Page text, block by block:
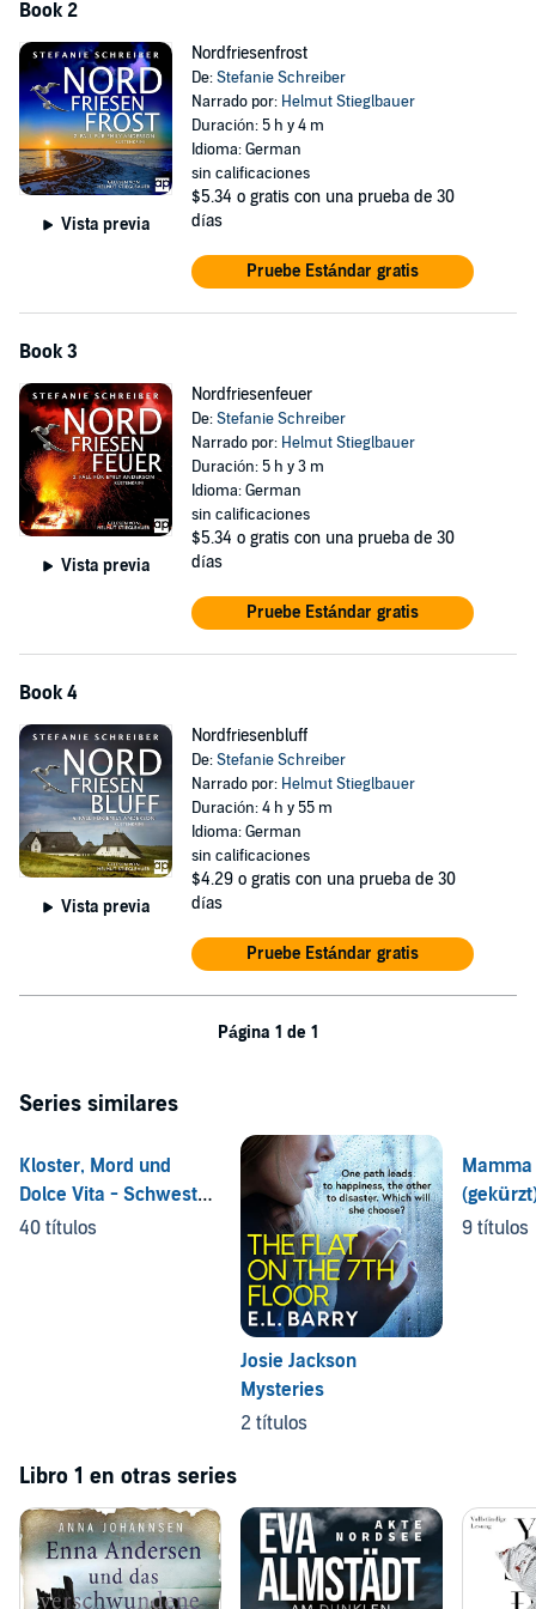
©2023 Stefanie Schreiber (P)2023 Stefanie Schreiber
Book 2
Vista previa
Nordfriesenfrost
De:Stefanie Schreiber
Narrado por: Helmut Stieglbauer
Duración: 5 h y 4 m
Idioma: German
sin calificaciones
$5.34 o gratis con una prueba de 30
días
Pruebe Estándar gratis
Book 3
Vista previa
Nordfriesenfeuer
De:Stefanie Schreiber
Narrado por: Helmut Stieglbauer
Duración: 5 h y 3 m
Idioma: German
sin calificaciones
$5.34 o gratis con una prueba de 30
días
Pruebe Estándar gratis
Book 4
Vista previa
Nordfriesenbluff
De:Stefanie Schreiber
Narrado por: Helmut Stieglbauer
Duración: 4 h y 55 m
Idioma: German
sin calificaciones
$4.29 o gratis con una prueba de 30
días
Pruebe Estándar gratis
Página 1 de 1
Series similares
Kloster, Mord und
Dolce Vita - Schwester
Isabella ermittelt
40 títulos
Josie Jackson
Mysteries
2 títulos
9 títulos
Libro 1 en otras series